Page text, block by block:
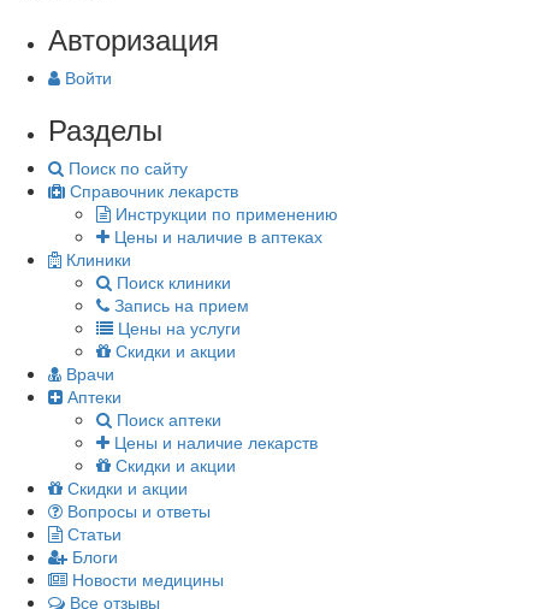
Авторизация
Войти
Разделы
Поиск по сайту
Справочник лекарств
Инструкции по применению
Цены и наличие в аптеках
Клиники
Поиск клиники
Запись на прием
Цены на услуги
Скидки и акции
Врачи
Аптеки
Поиск аптеки
Цены и наличие лекарств
Скидки и акции
Скидки и акции
Вопросы и ответы
Статьи
Блоги
Новости медицины
Все отзывы